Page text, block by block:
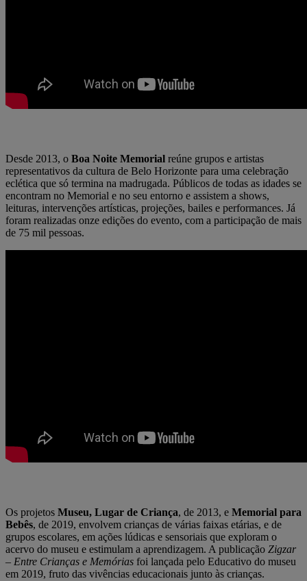
Desde 2013, o Boa Noite Memorial reúne grupos e artistas
representativos da cultura de Belo Horizonte para uma celebração
eclética que só termina na madrugada. Públicos de todas as idades se
encontram no Memorial e no seu entorno e assistem a shows,
leituras, intervenções artísticas, projeções, bailes e performances. Já
foram realizadas onze edições do evento, com a participação de mais
de 75 mil pessoas.
Os projetos Museu, Lugar de Criança, de 2013, e Memorial para
Bebês, de 2019, envolvem crianças de várias faixas etárias, e de
grupos escolares, em ações lúdicas e sensoriais que exploram o
acervo do museu e estimulam a aprendizagem. A publicação Zigzar
– Entre Crianças e Memórias foi lançada pelo Educativo do museu
em 2019, fruto das vivências educacionais junto às crianças.